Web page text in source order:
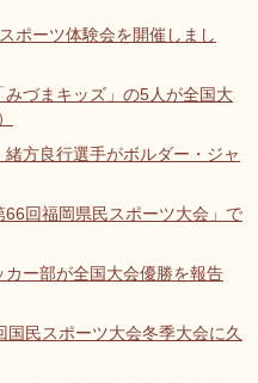
ポーツ体験会を開催しまし
みづまキッズ」の5人が全国大
緒方良行選手がボルダー・ジャ
66回福岡県民スポーツ大会」で
カー部が全国大会優勝を報告
国民スポーツ大会冬季大会に久